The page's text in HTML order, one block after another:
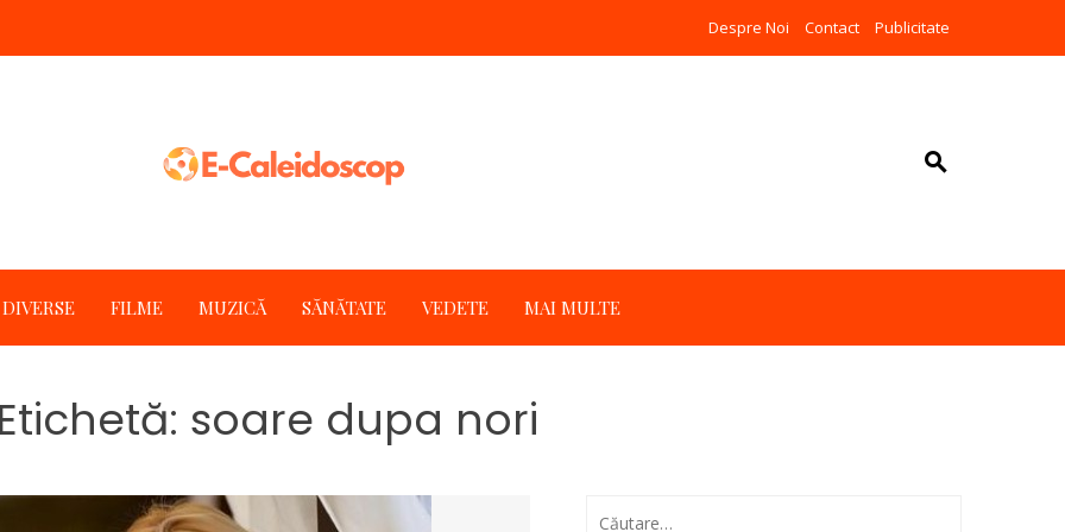
Despre Noi Contact Publicitate
DIVERSE FILME MUZICĂ SĂNĂTATE VEDETE MAI MULTE
Etichetă: soare dupa nori